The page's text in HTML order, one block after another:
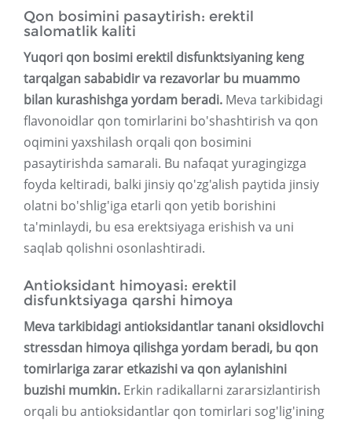
Qon bosimini pasaytirish: erektil
salomatlik kaliti
Yuqori qon bosimi erektil disfunktsiyaning keng
tarqalgan sababidir va rezavorlar bu muammo
bilan kurashishga yordam beradi. Meva tarkibidagi
flavonoidlar qon tomirlarini bo'shashtirish va qon
oqimini yaxshilash orqali qon bosimini
pasaytirishda samarali. Bu nafaqat yuragingizga
foyda keltiradi, balki jinsiy qo'zg'alish paytida jinsiy
olatni bo'shlig'iga etarli qon yetib borishini
ta'minlaydi, bu esa erektsiyaga erishish va uni
saqlab qolishni osonlashtiradi.
Antioksidant himoyasi: erektil
disfunktsiyaga qarshi himoya
Meva tarkibidagi antioksidantlar tanani oksidlovchi
stressdan himoya qilishga yordam beradi, bu qon
tomirlariga zarar etkazishi va qon aylanishini
buzishi mumkin. Erkin radikallarni zararsizlantirish
orqali bu antioksidantlar qon tomirlari sog'lig'ining